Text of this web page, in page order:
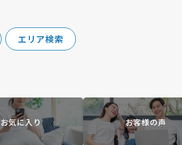
エリア検索
お気に入り お客様の声